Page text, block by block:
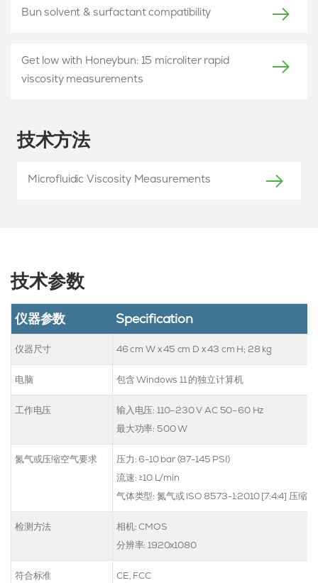
Bun solvent & surfactant compatibility
Get low with Honeybun: 15 microliter rapid
viscosity measurements
技术方法
Microfluidic Viscosity Measurements
技术参数
仪器参数 Specification
仪器尺寸 46 cm W x 45 cm D x 43 cm H; 28 kg
电脑 包含 Windows 11 的独立计算机
工作电压
输入电压: 110–230 V AC 50–60 Hz
最大功率: 500 W
氮气或压缩空气要求
压力: 6-10 bar (87-145 PSI)
流速: ≥10 L/min
气体类型: 氮气或 ISO 8573-1:2010 [7:4:4] 压缩空
检测方法
相机: CMOS
分辨率: 1920x1080
符合标准 CE, FCC